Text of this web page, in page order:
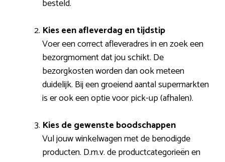
besteld.
Kies een afleverdag en tijdstip
Voer een correct afleveradres in en zoek een
bezorgmoment dat jou schikt. De
bezorgkosten worden dan ook meteen
duidelijk. Bij een groeiend aantal supermarkten
is er ook een optie voor pick-up (afhalen).
Kies de gewenste boodschappen
Vul jouw winkelwagen met de benodigde
producten. D.m.v. de productcategorieën en